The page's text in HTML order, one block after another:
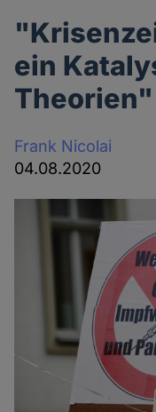
ein
Theorien"
Frank Nicolai
04.08.2020